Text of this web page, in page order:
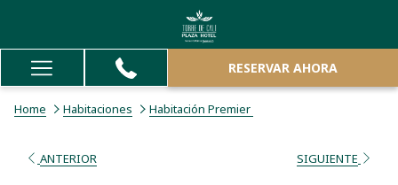
Hamburger
Menu
RESERVAR AHORA
Home Habitaciones Habitación Premier
ANTERIOR SIGUIENTE